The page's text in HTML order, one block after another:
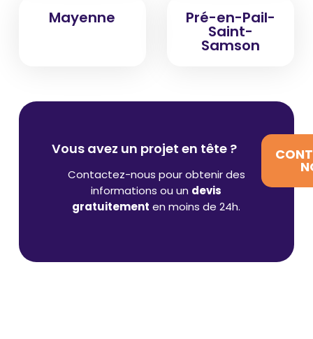
Mayenne Pré-en-Pail-
Saint-
Samson
Vous avez un projet en tête ?
Contactez-nous pour obtenir des
informations ou un devis
gratuitement en moins de 24h.